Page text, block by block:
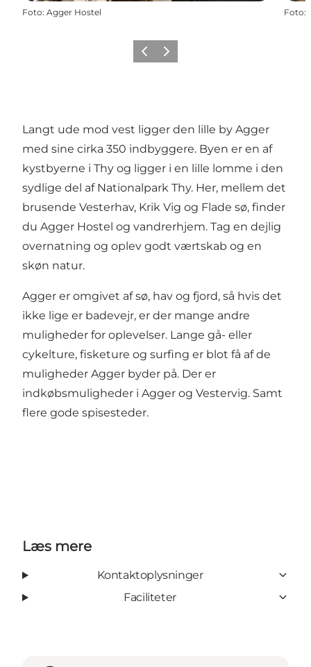
Foto: Agger Hostel Foto:
ForrigeNæste
Langt ude mod vest ligger den lille by Agger
med sine cirka 350 indbyggere. Byen er en af
kystbyerne i Thy og ligger i en lille lomme i den
sydlige del af Nationalpark Thy. Her, mellem det
brusende Vesterhav, Krik Vig og Flade sø, finder
du Agger Hostel og vandrerhjem. Tag en dejlig
overnatning og oplev godt værtskab og en
skøn natur.​
Agger er omgivet af sø, hav og fjord, så hvis det
ikke lige er badevejr, er der mange andre
muligheder for oplevelser. Lange gå- eller
cykelture, fisketure og surfing er blot få af de
muligheder Agger byder på. Der er
indkøbsmuligheder i Agger og Vestervig. Samt
flere gode spisesteder.
Læs mere
Kontaktoplysninger
Faciliteter